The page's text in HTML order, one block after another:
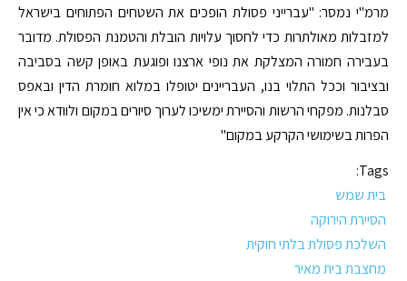
מרמ"י נמסר: "עברייני פסולת הופכים את השטחים הפתוחים בישראל
למזבלות מאולתרות כדי לחסוך עלויות הובלת והטמנת הפסולת. מדובר
בעבירה חמורה המצלקת את נופי ארצנו ופוגעת באופן קשה בסביבה
ובציבור וככל התלוי בנו, העבריינים יטופלו במלוא חומרת הדין ובאפס
סבלנות. מפקחי הרשות והסיירת ימשיכו לערוך סיורים במקום ולוודא כי אין
הפרות בשימושי הקרקע במקום"
Tags:
בית שמש
הסיירת הירוקה
השלכת פסולת בלתי חוקית
מחצבת בית מאיר